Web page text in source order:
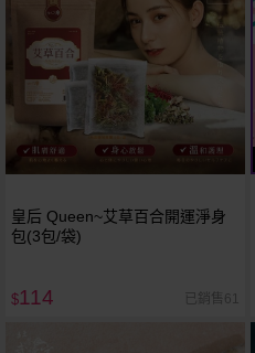
皇后 Queen~艾草百合開運淨身
包(3包/袋)
$114 已銷售61